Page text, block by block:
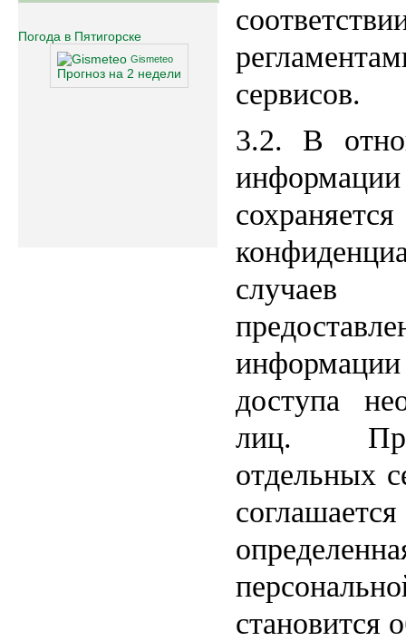
Погода в Пятигорске
Gismeteo
Прогноз на 2 недели
сервисов.
3.2. В
случаев
доступа
лиц. При
отдельных
становится